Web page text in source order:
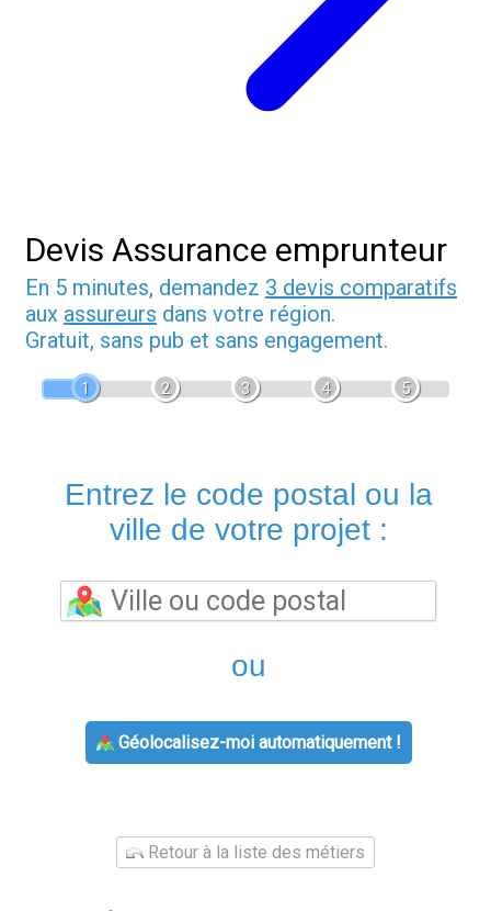
Devis Assurance emprunteur
En 5 minutes, demandez 3 devis comparatifs
aux assureurs dans votre région.
Gratuit, sans pub et sans engagement.
1 2 3 4 5
Entrez le code postal ou la
ville de votre projet :
ou
Géolocalisez-moi automatiquement !
Retour à la liste des métiers